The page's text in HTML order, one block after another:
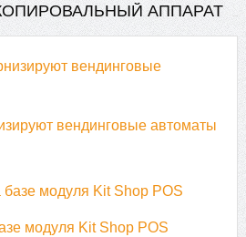
АППАРАТ
вендинговые автоматы
модуля Kit Shop POS